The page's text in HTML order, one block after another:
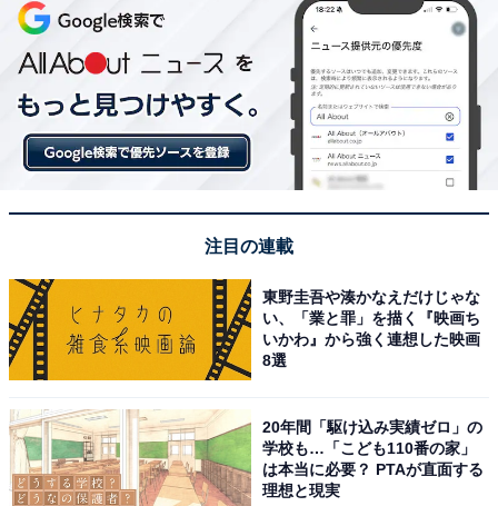
注目の連載
東野圭吾や湊かなえだけじゃな
い、「業と罪」を描く『映画ち
いかわ』から強く連想した映画
8選
20年間「駆け込み実績ゼロ」の
学校も…「こども110番の家」
は本当に必要？ PTAが直面する
理想と現実